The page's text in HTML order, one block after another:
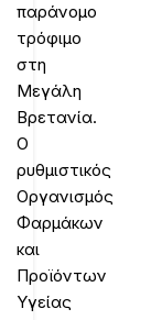
παράνομο
τρόφιμο
στη
Μεγάλη
Βρετανία.
Ο
ρυθμιστικός
Οργανισμός
Φαρμάκων
και
Προϊόντων
Υγείας